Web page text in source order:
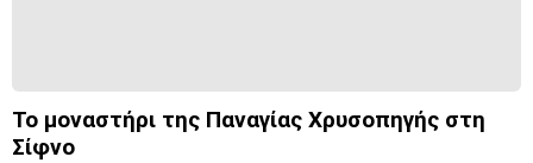
Το μοναστήρι της Παναγίας Χρυσοπηγής στη
Σίφνο